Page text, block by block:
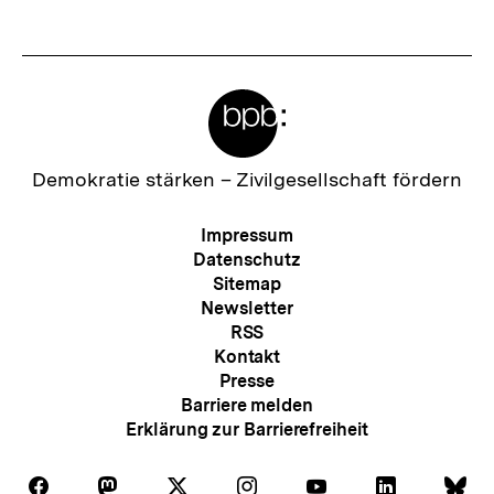
h
Zur
Demokratie stärken – Zivilgesellschaft fördern
Meta-
Navigation
Impressum
Datenschutz
Sitemap
Newsletter
RSS
Kontakt
Presse
Barriere melden
Erklärung zur Barrierefreiheit
Auf Auf